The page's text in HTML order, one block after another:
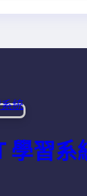
學習系